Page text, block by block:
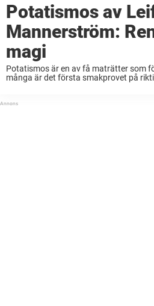
Potatismos av
Mannerström:
magi
Potatismos är en av få maträtter som
många är det första smakprovet på